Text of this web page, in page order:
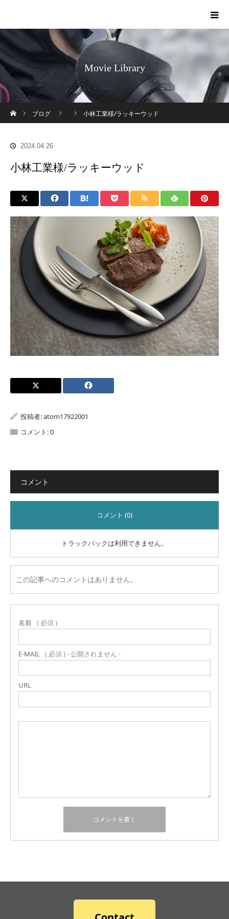
Movie Library
ブログ
小林工業様/ラッキーウッド
2024.04.26
小林工業様/ラッキーウッド
投稿者:atom17922001
コメント:0
コメント
コメント (0)
トラックバックは利用できません。
この記事へのコメントはありません。
名前 ( 必須 )
E-MAIL ( 必須 ) - 公開されません -
URL